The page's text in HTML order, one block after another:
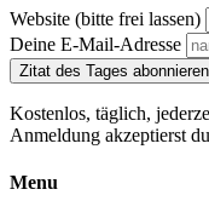
Website (bitte frei lassen)
Deine E-Mail-Adresse
Zitat des Tages abonnieren
Kostenlos, täglich,
Anmeldung akzeptierst
Menu